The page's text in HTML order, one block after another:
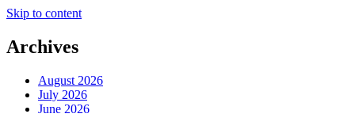
Skip to content
Archives
August 2026
July 2026
June 2026